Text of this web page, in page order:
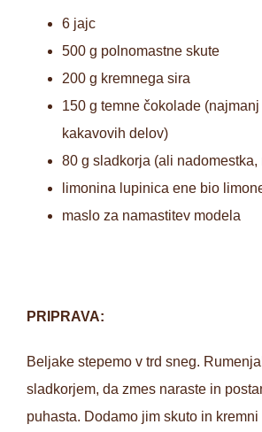
6 jajc
500 g polnomastne skute
200 g kremnega sira
150 g temne čokolade (najmanj
kakavovih delov)
80 g sladkorja (ali nadomestka,
limonina lupinica ene bio
maslo za namastitev modela
PRIPRAVA:
Beljake stepemo v trd sneg.
sladkorjem, da zmes naraste in
puhasta. Dodamo jim skuto in